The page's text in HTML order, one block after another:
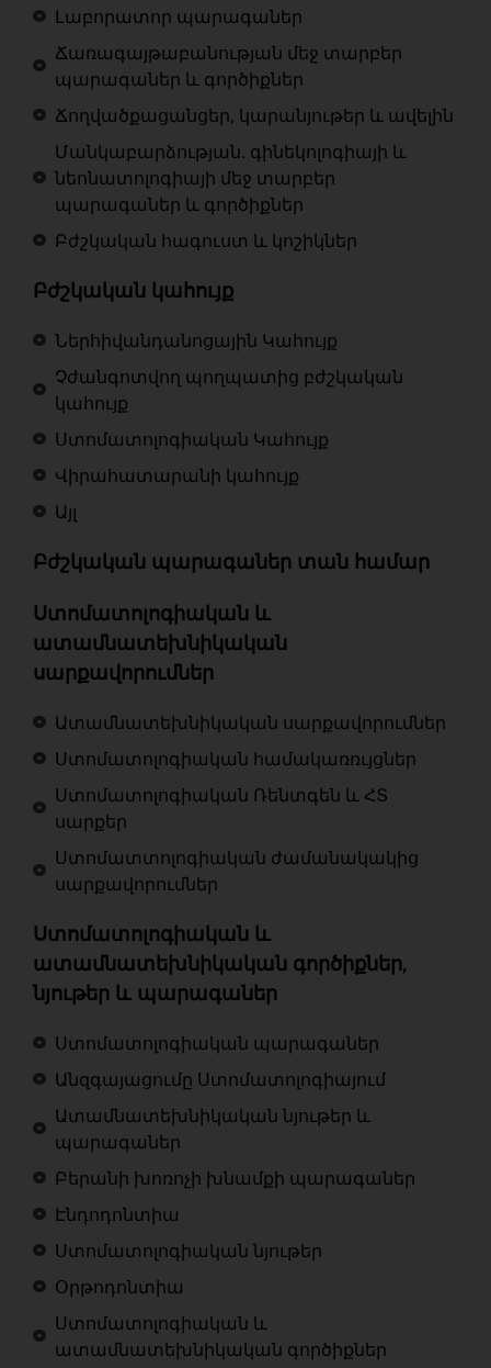
Լաբորատոր պարագաներ
Ճառագայթաբանության մեջ տարբեր
պարագաներ և գործիքներ
Ճողվածքացանցեր, կարանյութեր և ավելին
Մանկաբարձության. գինեկոլոգիայի և
նեոնատոլոգիայի մեջ տարբեր
պարագաներ և գործիքներ
Բժշկական հագուստ և կոշիկներ
Բժշկական կահույք
Ներհիվանդանոցային Կահույք
Չժանգոտվող պողպատից բժշկական
կահույք
Ստոմատոլոգիական Կահույք
Վիրահատարանի կահույք
Այլ
Բժշկական պարագաներ տան համար
Ստոմատոլոգիական և
ատամնատեխնիկական
սարքավորումներ
Ատամնատեխնիկական սարքավորումներ
Ստոմատոլոգիական համակառռւյցներ
Ստոմատոլոգիական Ռենտգեն և ՀՏ
սարքեր
Ստոմատտոլոգիական ժամանակակից
սարքավորումներ
Ստոմատոլոգիական և
ատամնատեխնիկական գործիքներ,
նյութեր և պարագաներ
Ստոմատոլոգիական պարագաներ
Անզգայացումը Ստոմատոլոգիայում
Ատամնատեխնիկական նյութեր և
պարագաներ
Բերանի խոռոչի խնամքի պարագաներ
Էնդոդոնտիա
Ստոմատոլոգիական նյութեր
Օրթոդոնտիա
Ստոմատոլոգիական և
ատամնատեխնիկական գործիքներ